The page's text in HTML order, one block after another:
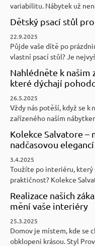
variabilitu. Nábytek už
Dětský psací stůl
22.9.2025
Půjde vaše dítě po
vlastní psací stůl? Je
Nahlédněte k našim
které dýchají
26.5.2025
Vždy nás potěší, když se k
zařízeného naším
Kolekce Salvatore –
nadčasovou elegancí
3.4.2025
Toužíte po interiéru, který
praktičnost? Kolekce
Realizace našich
mění vaše interiéry
25.3.2025
Domov je místem, kde se
obklopeni krásou. Styl